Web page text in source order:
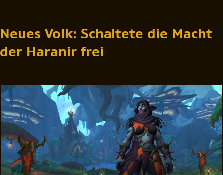
Neues Volk: Schaltete die Macht
der Haranir frei